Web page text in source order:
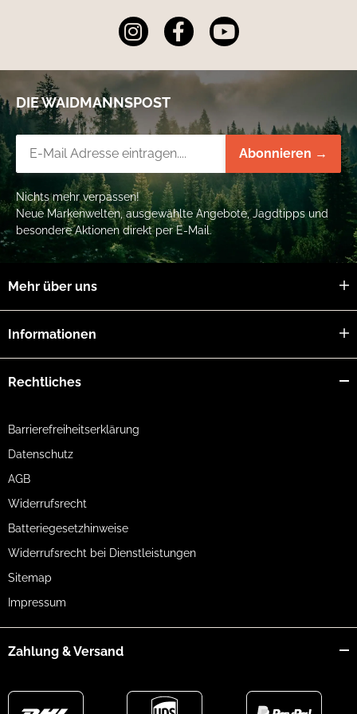
0,6 %
2,5 %
Calcium
0,3 %
Phosphor
0,25 %
Kaloriengehalt
DIE WAIDMANNSPOST
Abonnieren →
Nichts mehr verpassen!
Neue Markenwelten, ausgewählte Angebote, Jagdtipps und
besondere Aktionen direkt per E-Mail.
Mehr über uns
Informationen
Rechtliches
Barrierefreiheitserklärung
Datenschutz
AGB
Widerrufsrecht
Batteriegesetzhinweise
Widerrufsrecht bei Dienstleistungen
Sitemap
Impressum
Zahlung & Versand